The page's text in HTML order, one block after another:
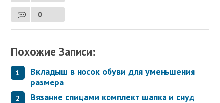
0
Похожие Записи:
Вкладыш в носок обуви для уменьшения
размера
Вязание спицами комплект шапка и снуд